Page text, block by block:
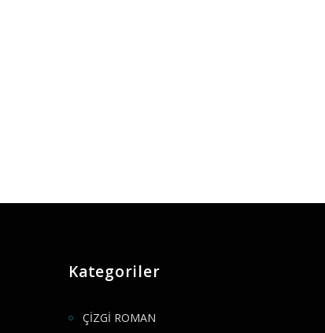
Kategoriler
ÇİZGİ ROMAN